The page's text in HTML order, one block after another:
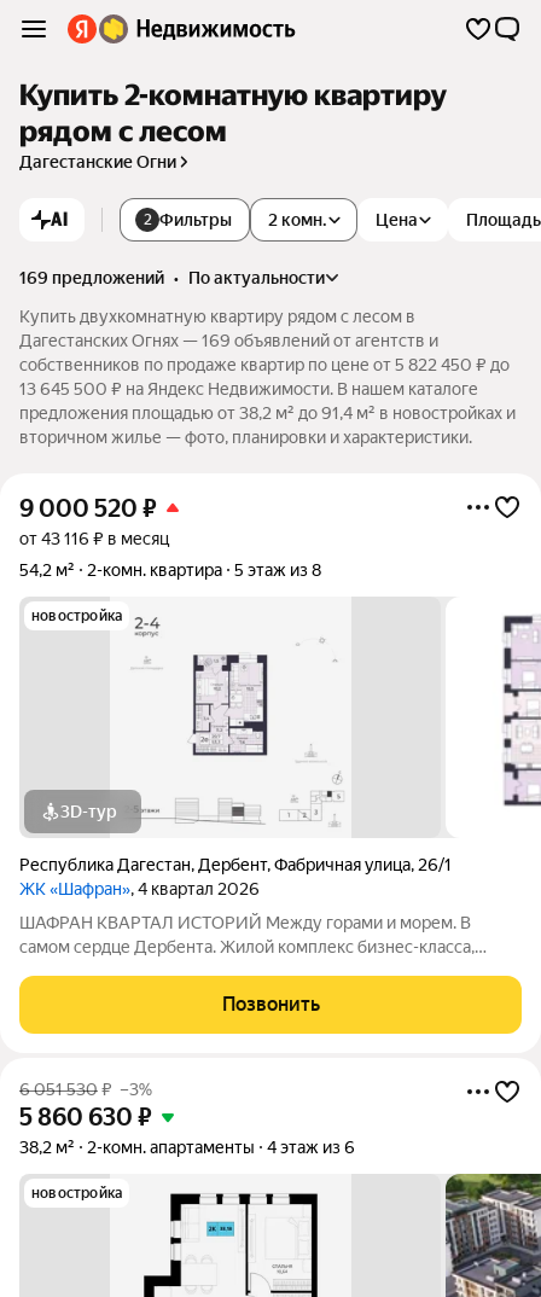
Купить 2-комнатную квартиру
рядом с лесом
Дагестанские Огни
AI 2 Фильтры 2 комн. Цена Площадь
169 предложений •
по актуальности
Купить двухкомнатную квартиру рядом с лесом в
Дагестанских Огнях — 169 объявлений от агентств и
собственников по продаже квартир по цене от 5 822 450 ₽ до
13 645 500 ₽ на Яндекс Недвижимости. В нашем каталоге
предложения площадью от 38,2 м² до 91,4 м² в новостройках и
вторичном жилье — фото, планировки и характеристики.
9 000 520 ₽
от 43 116 ₽ в месяц
54,2 м²
2-комн. квартира 5 этаж из 8
новостройка
3D-тур
Республика Дагестан, Дербент,Фабричная улица, 26/1
ЖК «Шафран», 4 квартал 2026
ШАФРАН КВАРТАЛ ИСТОРИЙ Между горами и морем. В
самом сердце Дербента. Жилой комплекс бизнес-класса,
атмосферу древнего города. Расположен в историческом
Позвонить
6 051 530₽ –3%
5 860 630 ₽
38,2 м² 2-комн. апартаменты 4 этаж из 6
новостройка